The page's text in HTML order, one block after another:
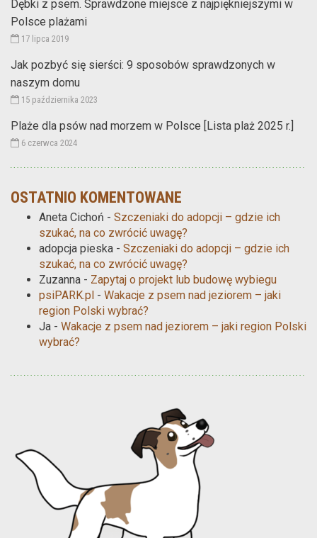
Dębki z psem. Sprawdzone miejsce z najpiękniejszymi w
Polsce plażami
17 lipca 2019
Jak pozbyć się sierści: 9 sposobów sprawdzonych w
naszym domu
15 października 2023
Plaże dla psów nad morzem w Polsce [Lista plaż 2025 r.]
6 czerwca 2024
OSTATNIO KOMENTOWANE
Aneta Cichoń - Szczeniaki do adopcji – gdzie ich
szukać, na co zwrócić uwagę?
adopcja pieska - Szczeniaki do adopcji – gdzie ich
szukać, na co zwrócić uwagę?
Zuzanna - Zapytaj o projekt lub budowę wybiegu
psiPARK.pl - Wakacje z psem nad jeziorem – jaki
region Polski wybrać?
Ja - Wakacje z psem nad jeziorem – jaki region Polski
wybrać?